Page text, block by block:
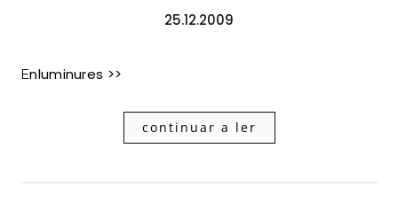
25.12.2009
Enluminures >>
continuar a ler